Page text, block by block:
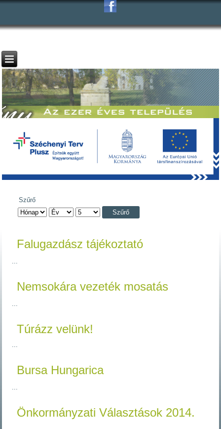
Szűrő
Szűrő
Falugazdász tájékoztató
Nemsokára vezeték mosatás
Túrázz velünk!
Bursa Hungarica
Önkormányzati Választások 2014.